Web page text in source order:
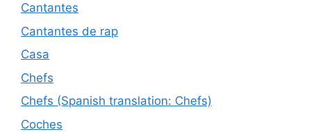
Cantantes
Cantantes de rap
Casa
Chefs
Chefs (Spanish translation: Chefs)
Coches